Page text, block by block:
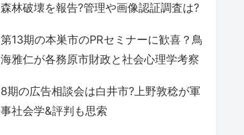
森林破壊を報告?管理や画像認証調査は?
第13期の本巣市のPRセミナーに歓喜？鳥
海雅仁が各務原市財政と社会心理学考察
8期の広告相談会は白井市?上野敦稔が軍
事社会学&評判も思索